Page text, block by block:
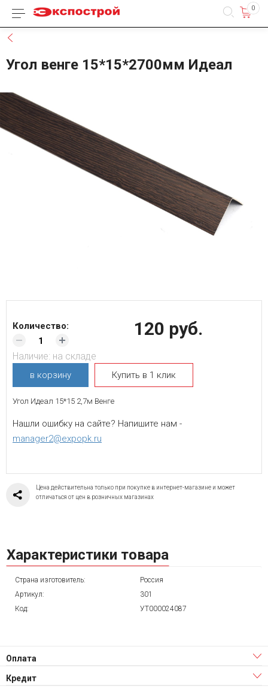
Каталог товаров 0
Угол венге 15*15*2700мм Идеал
120 руб.
Количество:
Наличие: на складе
в корзину Купить в 1 клик
Угол Идеал 15*15 2,7м Венге
Нашли ошибку на сайте? Напишите нам -
manager2@expopk.ru
Цена действительна только при покупке в интернет-магазине и может
отличаться от цен в розничных магазинах
Характеристики товара
Страна изготовитель:
Россия
Артикул:
301
Код:
УТ000024087
Оплата
Кредит